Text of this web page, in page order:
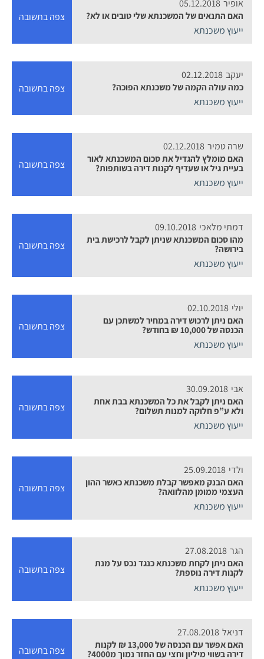
אופיר 05.12.2018
האם התנאים של המשכנתא שלי טובים או לא?
ייעוץ משכנתא
צפה בתשובה
יעקב 02.12.2018
כמה עולה הקמה של משכנתא הפוכה?
ייעוץ משכנתא
צפה בתשובה
שרה טמיר 02.12.2018
האם מומלץ להגדיל את סכום המשכנתא לאור
בעיית גיל או שעדיף לקנות דירה בשותפות?
ייעוץ משכנתא
צפה בתשובה
דמתי מלאכי 09.10.2018
מהו סכום המשכנתא שניתן לקבל לרכישת בית
בירושה?
ייעוץ משכנתא
צפה בתשובה
יולי 02.10.2018
האם ניתן לרכוש דירה במחיר למשתכן עם
הכנסה של 10,000 ₪ בחודש?
ייעוץ משכנתא
צפה בתשובה
אבי 30.09.2018
האם ניתן לקבל את כל המשכנתא בבת אחת
ולא ע”פ חלוקה למנות תשלום?
ייעוץ משכנתא
צפה בתשובה
ולדי 25.09.2018
האם הבנק מאפשר קבלת משכנתא כאשר ההון
העצמי ממומן מהלוואה?
ייעוץ משכנתא
צפה בתשובה
הגר 27.08.2018
האם ניתן לקחת משכנתא כנגד נכס על מנת
לקנות דירה נוספת?
ייעוץ משכנתא
צפה בתשובה
דניאל 27.08.2018
האם אפשר עם הכנסה של 13,000 ₪ לקנות
דירה בשווי מיליון וחצי עם החזר נמוך מ4000?
צפה בתשובה